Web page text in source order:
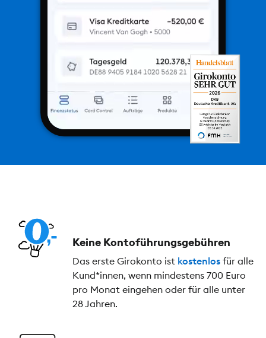
Keine Kontoführungs­gebühren
Das erste Girokonto ist kostenlos für alle
Kund*innen, wenn mindestens 700 Euro
pro Monat eingehen oder für alle unter
28 Jahren.